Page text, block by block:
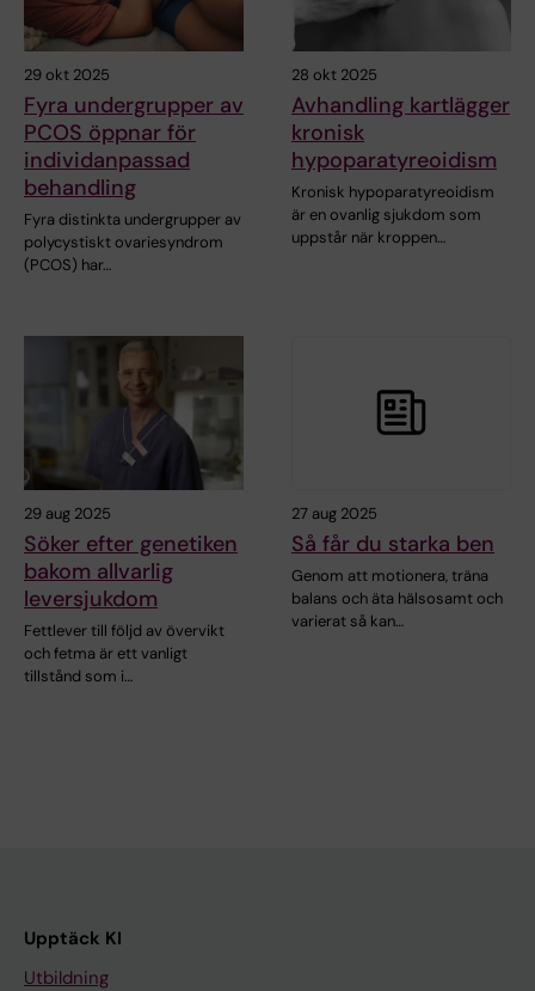
29 okt 2025
Fyra undergrupper av
PCOS öppnar för
individanpassad
behandling
Fyra distinkta undergrupper av
polycystiskt ovariesyndrom
(PCOS) har…
28 okt 2025
Avhandling kartlägger
kronisk
hypoparatyreoidism
Kronisk hypoparatyreoidism
är en ovanlig sjukdom som
uppstår när kroppen…
29 aug 2025
Söker efter genetiken
bakom allvarlig
leversjukdom
Fettlever till följd av övervikt
och fetma är ett vanligt
tillstånd som i…
27 aug 2025
Så får du starka ben
Genom att motionera, träna
balans och äta hälsosamt och
varierat så kan…
Upptäck KI
Utbildning